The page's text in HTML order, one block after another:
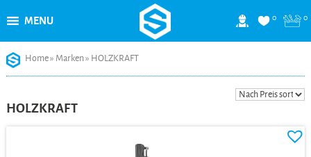
content
0 0
MENU
Home» Marken» HOLZKRAFT
HOLZKRAFT